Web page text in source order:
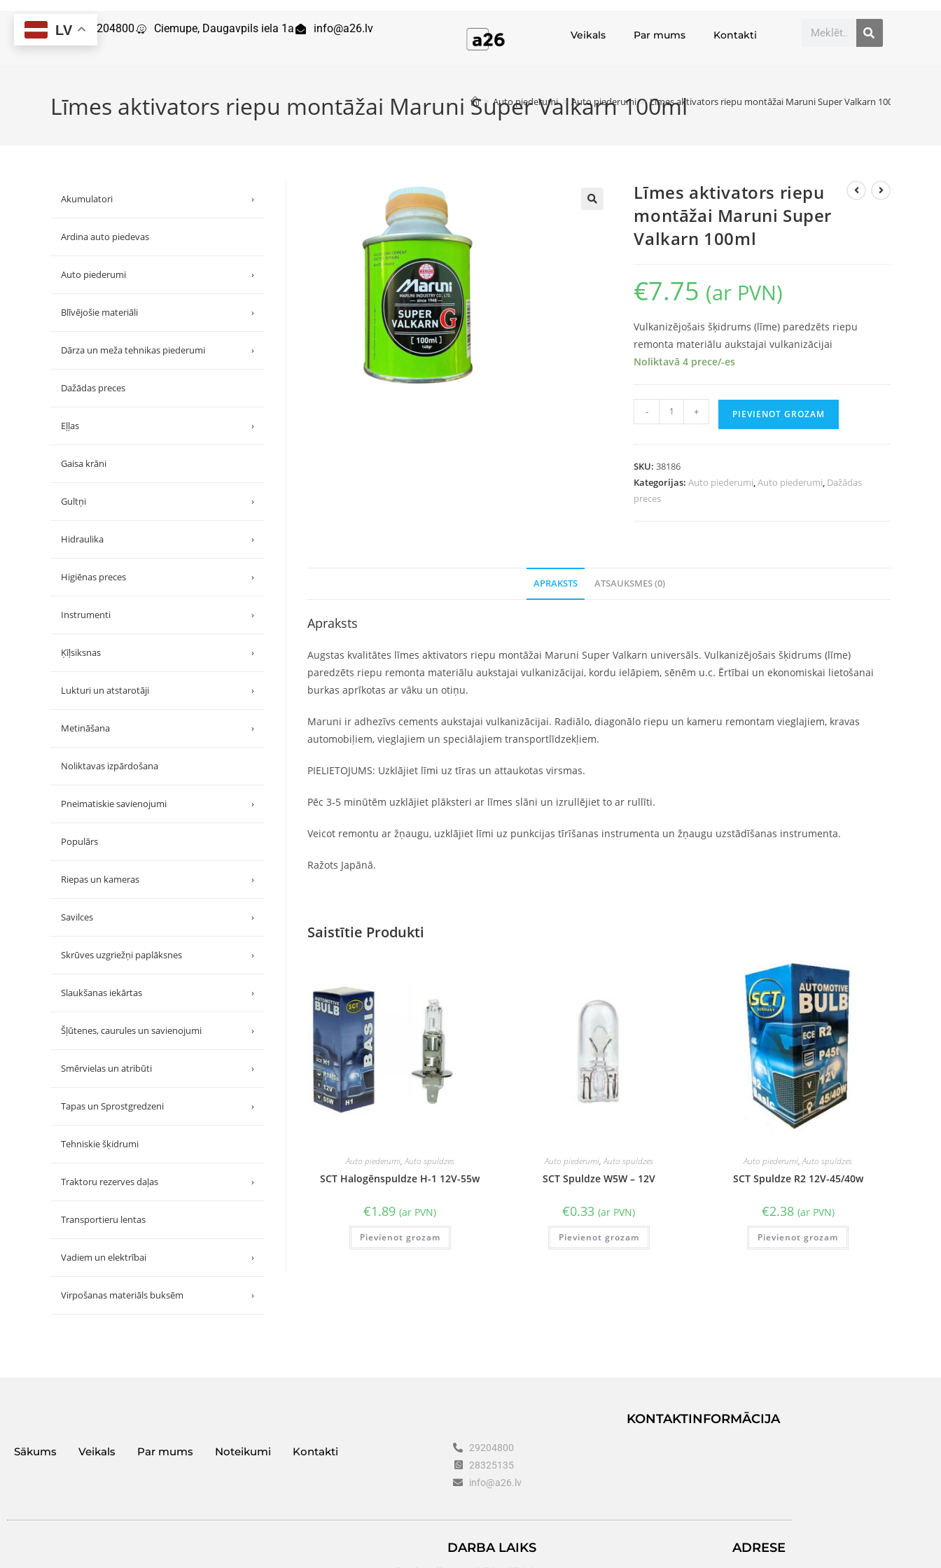
29204800 Ciemupe, Daugavpils iela 1a info@a26.lv Veikals Par mums Kontakti
Līmes aktivators riepu montāžai Maruni Super Valkarn 100ml
> Auto piederumi > Auto piederumi > Līmes aktivators riepu montāžai Maruni Super Valkarn 100ml
Līmes aktivators riepu
montāžai Maruni Super
Valkarn 100ml
€7.75 (ar PVN)
Vulkanizējošais šķidrums (līme) paredzēts riepu
remonta materiālu aukstajai vulkanizācijai
Noliktavā 4 prece/-es
- + PIEVIENOT GROZAM
SKU:38186
Kategorijas:Auto piederumi,Auto piederumi, Dažādas
preces
APRAKSTS ATSAUKSMES (0)
Apraksts
Augstas kvalitātes līmes aktivators riepu montāžai Maruni Super Valkarn universāls. Vulkanizējošais šķidrums (līme)
paredzēts riepu remonta materiālu aukstajai vulkanizācijai, kordu ielāpiem, sēnēm u.c. Ērtībai un ekonomiskai lietošanai
burkas aprīkotas ar vāku un otiņu.
Maruni ir adhezīvs cements aukstajai vulkanizācijai. Radiālo, diagonālo riepu un kameru remontam vieglajiem, kravas
automobiļiem, vieglajiem un speciālajiem transportlīdzekļiem.
PIELIETOJUMS: Uzklājiet līmi uz tīras un attaukotas virsmas.
Pēc 3-5 minūtēm uzklājiet plāksteri ar līmes slāni un izrullējiet to ar rullīti.
Veicot remontu ar žņaugu, uzklājiet līmi uz punkcijas tīrīšanas instrumenta un žņaugu uzstādīšanas instrumenta.
Ražots Japānā.
Saistītie Produkti
Auto piederumi,Auto spuldzes
SCT Halogēnspuldze H-1 12V-55w
€1.89 (ar PVN)
Pievienot grozam
Auto piederumi,Auto spuldzes
SCT Spuldze W5W – 12V
€0.33 (ar PVN)
Pievienot grozam
Auto piederumi,Auto spuldzes
SCT Spuldze R2 12V-45/40w
€2.38 (ar PVN)
Pievienot grozam
Akumulatori ›
Ardina auto piedevas
Auto piederumi ›
Blīvējošie materiāli ›
Dārza un meža tehnikas piederumi ›
Dažādas preces
Eļļas ›
Gaisa krāni
Gultņi ›
Hidraulika ›
Higiēnas preces ›
Instrumenti ›
Ķīļsiksnas ›
Lukturi un atstarotāji ›
Metināšana ›
Noliktavas izpārdošana
Pneimatiskie savienojumi ›
Populārs
Riepas un kameras ›
Savilces ›
Skrūves uzgriežņi paplāksnes ›
Slaukšanas iekārtas ›
Šļūtenes, caurules un savienojumi ›
Smērvielas un atribūti ›
Tapas un Sprostgredzeni ›
Tehniskie šķidrumi
Traktoru rezerves daļas ›
Transportieru lentas
Vadiem un elektrībai ›
Virpošanas materiāls buksēm ›
Sākums Veikals Par mums Noteikumi Kontakti
KONTAKTINFORMĀCIJA
29204800
28325135
info@a26.lv
DARBA LAIKS ADRESE
LV